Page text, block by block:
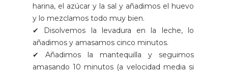
harina, el azúcar y la sal y añadimos el huevo
y lo mezclamos todo muy bien.
✔ Disolvemos la levadura en la leche, lo
añadimos y amasamos cinco minutos.
✔ Añadimos la mantequilla y seguimos
amasando 10 minutos (a velocidad media si